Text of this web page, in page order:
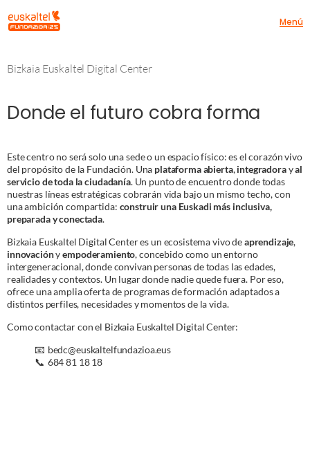
Menú
Bizkaia Euskaltel Digital Center
Donde el futuro cobra forma
Este centro no será solo una sede o un espacio físico: es el corazón vivo
del propósito de la Fundación. Una plataforma abierta,integradorayal
servicio de toda la ciudadanía. Un punto de encuentro donde todas
nuestras líneas estratégicas cobrarán vida bajo un mismo techo, con
una ambición compartida: construir una Euskadi más inclusiva,
preparada y conectada.
Bizkaia Euskaltel Digital Center es un ecosistema vivo deaprendizaje,
innovaciónyempoderamiento, concebido como un entorno
intergeneracional, donde convivan personas de todas las edades,
realidades y contextos. Un lugar donde nadie quede fuera. Por eso,
ofrece una amplia oferta de programas de formación adaptados a
distintos perfiles, necesidades y momentos de la vida.
Como contactar con el Bizkaia Euskaltel Digital Center:
📧 bedc@euskaltelfundazioa.eus
📞 684 81 18 18